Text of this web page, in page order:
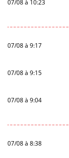
07/08 à 10:23
07/08 à 9:17
07/08 à 9:15
07/08 à 9:04
07/08 à 8:38